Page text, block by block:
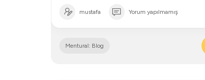
mustafa Yorum yapılmamış
Mentural: Blog